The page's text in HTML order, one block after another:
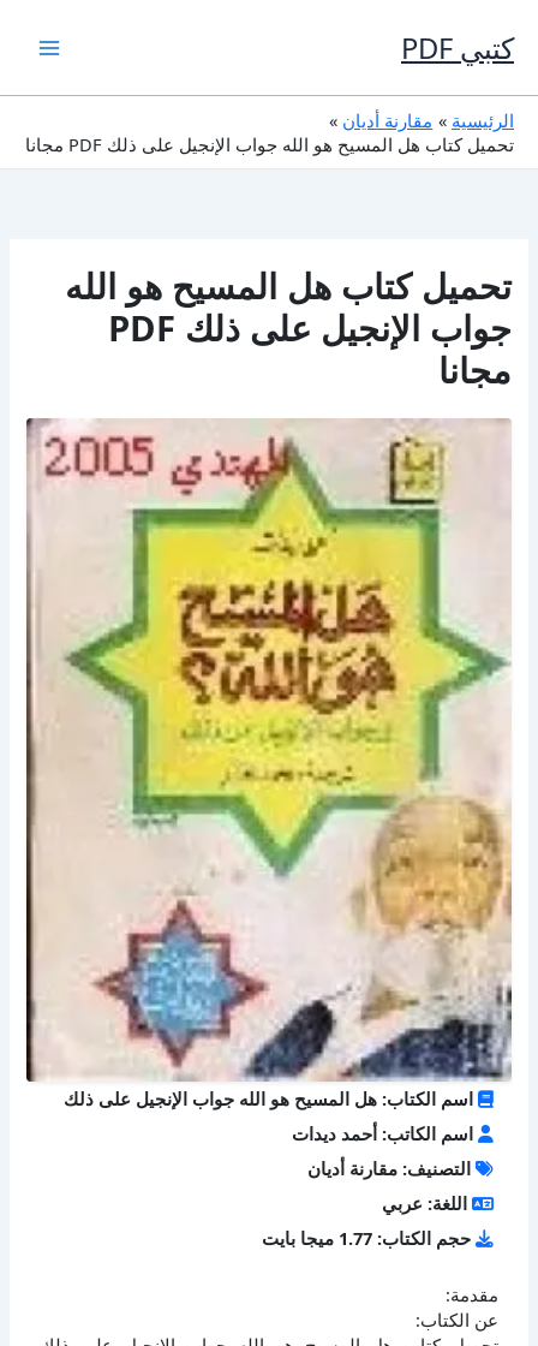
إلى
المحتوى
كتبي PDF
الرئيسية
مقارنة أديان
تحميل كتاب هل المسيح هو الله جواب الإنجيل على ذلك PDF مجانا
تحميل كتاب هل المسيح هو الله
جواب الإنجيل على ذلك PDF
مجانا
اسم الكتاب: هل المسيح هو الله جواب الإنجيل على ذلك
اسم الكاتب: أحمد ديدات
التصنيف: مقارنة أديان
اللغة: عربي
حجم الكتاب: 1.77 ميجا بايت
مقدمة:
عن الكتاب: